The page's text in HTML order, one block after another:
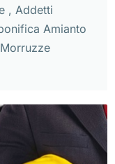
, Addetti
Amianto